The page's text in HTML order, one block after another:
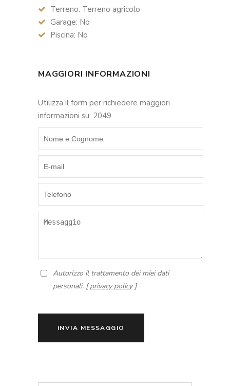
Terreno: Terreno agricolo
Garage: No
Piscina: No
MAGGIORI INFORMAZIONI
Utilizza il form per richiedere maggiori
informazioni su: 2049
Autorizzo il trattamento dei miei dati
personali. [privacy policy]
INVIA MESSAGGIO